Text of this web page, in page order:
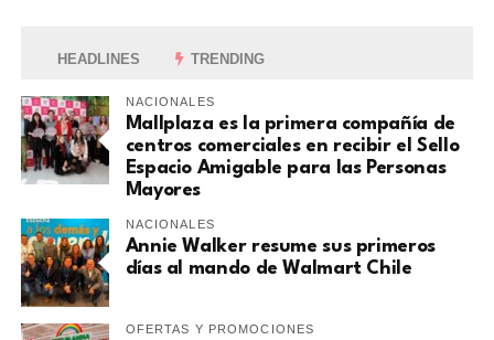
HEADLINES TRENDING
NACIONALES
Mallplaza es la primera compañía de
centros comerciales en recibir el Sello
Espacio Amigable para las Personas
Mayores
NACIONALES
Annie Walker resume sus primeros
días al mando de Walmart Chile
OFERTAS Y PROMOCIONES